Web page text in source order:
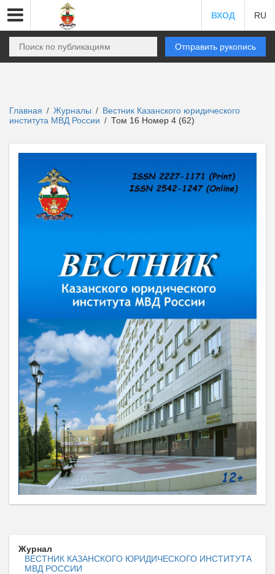
ВХОД RU
Отправить рукопись
Главная / Журналы / Вестник Казанского юридического
института МВД России / Том 16 Номер 4 (62)
Журнал
ВЕСТНИК КАЗАНСКОГО ЮРИДИЧЕСКОГО ИНСТИТУТА
МВД РОССИИ